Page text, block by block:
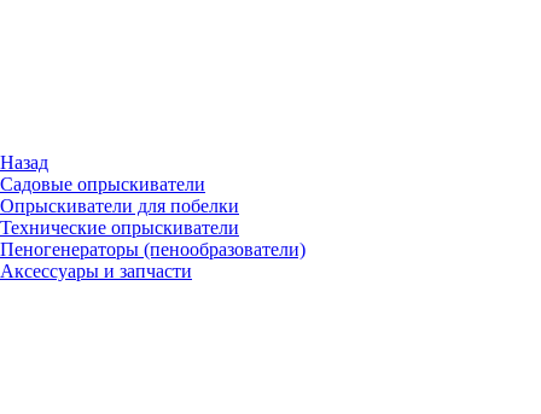
Назад
Садовые опрыскиватели
Опрыскиватели для побелки
Технические опрыскиватели
Пеногенераторы (пенообразователи)
Аксессуары и запчасти